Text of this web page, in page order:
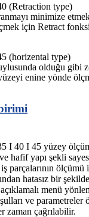
(Retraction type)
minimize
için Retract
(horizental type)
olduğu gibi
enine yönde
I 40 I 45 yüzey
hafif yapı şekli
parçalarının
hatasız bir
menü
ve parametreler
zaman çağrılabilir.